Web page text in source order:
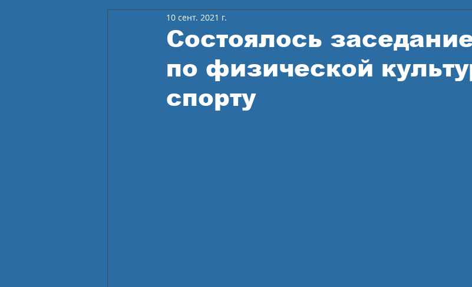
Поздравления Спортивные новости
Состоялось
по физической
спорту
10 сент. 2021 г.